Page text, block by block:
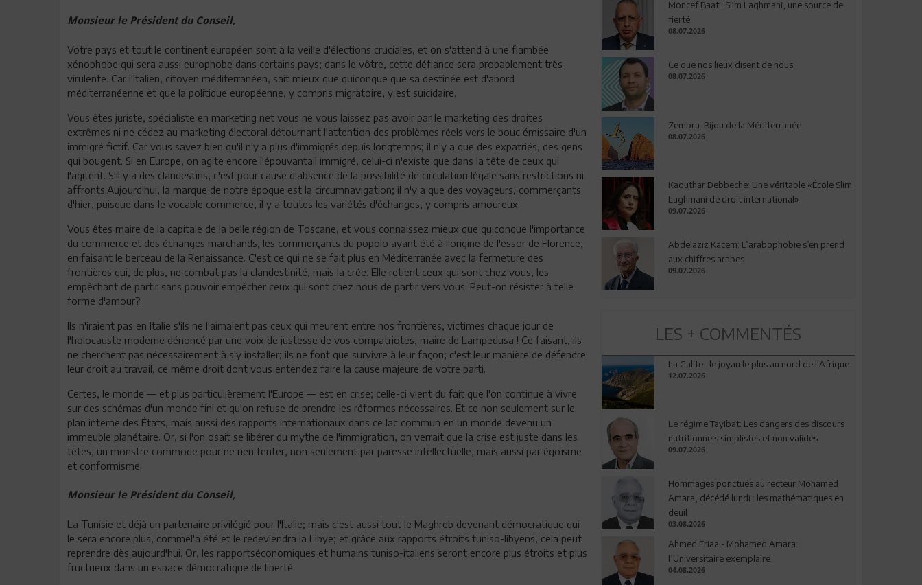
Monsieur le Président du Conseil,
Votre pays et tout le continent européen sont à la veille d'élections cruciales, et on s'attend à une flambée
xénophobe qui sera aussi europhobe dans certains pays; dans le vôtre, cette défiance sera probablement très
virulente. Car l'Italien, citoyen méditerranéen, sait mieux que quiconque que sa destinée est d'abord
méditerranéenne et que la politique européenne, y compris migratoire, y est suicidaire.
Vous êtes juriste, spécialiste en marketing net vous ne vous laissez pas avoir par le marketing des droites
extrêmes ni ne cédez au marketing électoral détournant l'attention des problèmes réels vers le bouc émissaire d'un
immigré fictif. Car vous savez bien qu'il n'y a plus d'immigrés depuis longtemps; il n'y a que des expatriés, des gens
qui bougent. Si en Europe, on agite encore l'épouvantail immigré, celui-ci n'existe que dans la tête de ceux qui
l'agitent. S'il y a des clandestins, c'est pour cause d'absence de la possibilité de circulation légale sans restrictions ni
affronts.Aujourd'hui, la marque de notre époque est la circumnavigation; il n'y a que des voyageurs, commerçants
d'hier, puisque dans le vocable commerce, il y a toutes les variétés d'échanges, y compris amoureux.
Vous êtes maire de la capitale de la belle région de Toscane, et vous connaissez mieux que quiconque l'importance
du commerce et des échanges marchands, les commerçants du popolo ayant été à l'origine de l'essor de Florence,
en faisant le berceau de la Renaissance. C'est ce qui ne se fait plus en Méditerranée avec la fermeture des
frontières qui, de plus, ne combat pas la clandestinité, mais la crée. Elle retient ceux qui sont chez vous, les
empêchant de partir sans pouvoir empêcher ceux qui sont chez nous de partir vers vous. Peut-on résister à telle
forme d'amour?
Ils n'iraient pas en Italie s'ils ne l'aimaient pas ceux qui meurent entre nos frontières, victimes chaque jour de
l'holocauste moderne dénoncé par une voix de justesse de vos compatriotes, maire de Lampedusa ! Ce faisant, ils
ne cherchent pas nécessairement à s'y installer; ils ne font que survivre à leur façon; c'est leur manière de défendre
leur droit au travail, ce même droit dont vous entendez faire la cause majeure de votre parti.
Certes, le monde — et plus particulièrement l'Europe — est en crise; celle-ci vient du fait que l'on continue à vivre
sur des schémas d'un monde fini et qu'on refuse de prendre les réformes nécessaires. Et ce non seulement sur le
plan interne des États, mais aussi des rapports internationaux dans ce lac commun en un monde devenu un
immeuble planétaire. Or, si l'on osait se libérer du mythe de l'immigration, on verrait que la crise est juste dans les
têtes, un monstre commode pour ne rien tenter, non seulement par paresse intellectuelle, mais aussi par égoïsme
et conformisme.
Monsieur le Président du Conseil,
La Tunisie et déjà un partenaire privilégié pour l'Italie; mais c'est aussi tout le Maghreb devenant démocratique qui
le sera encore plus, commel'a été et le redeviendra la Libye; et grâce aux rapports étroits tuniso-libyens, cela peut
reprendre dès aujourd'hui. Or, les rapportséconomiques et humains tuniso-italiens seront encore plus étroits et plus
fructueux dans un espace démocratique de liberté.
Moncef Baati: Slim Laghmani, une source de
fierté
08.07.2026
Ce que nos lieux disent de nous
08.07.2026
Zembra: Bijou de la Méditerranée
08.07.2026
Kaouthar Debbeche: Une véritable «École Slim
Laghmani de droit international»
09.07.2026
Abdelaziz Kacem: L’arabophobie s’en prend
aux chiffres arabes
09.07.2026
LES + COMMENTÉS
La Galite : le joyau le plus au nord de l'Afrique
12.07.2026
Le régime Tayibat: Les dangers des discours
nutritionnels simplistes et non validés
09.07.2026
Hommages ponctués au recteur Mohamed
Amara, décédé lundi : les mathématiques en
deuil
03.08.2026
Ahmed Friaa - Mohamed Amara:
l’Universitaire exemplaire
04.08.2026